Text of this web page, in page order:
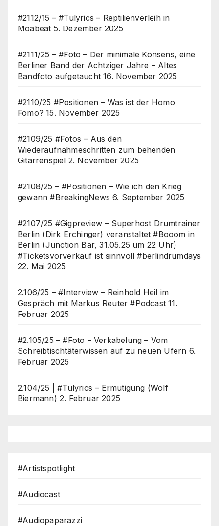
#2112/15 – #Tulyrics – Reptilienverleih in
Moabeat 5. Dezember 2025
#2111/25 – #Foto – Der minimale Konsens, eine
Berliner Band der Achtziger Jahre – Altes
Bandfoto aufgetaucht 16. November 2025
#2110/25 #Positionen – Was ist der Homo
Fomo? 15. November 2025
#2109/25 #Fotos – Aus den
Wiederaufnahmeschritten zum behenden
Gitarrenspiel 2. November 2025
#2108/25 – #Positionen – Wie ich den Krieg
gewann #BreakingNews 6. September 2025
#2107/25 #Gigpreview – Superhost Drumtrainer
Berlin (Dirk Erchinger) veranstaltet #Booom in
Berlin (Junction Bar, 31.05.25 um 22 Uhr)
#Ticketsvorverkauf ist sinnvoll #berlindrumdays
22. Mai 2025
2.106/25 – #Interview – Reinhold Heil im
Gespräch mit Markus Reuter #Podcast 11.
Februar 2025
#2.105/25 – #Foto – Verkabelung – Vom
Schreibtischtäterwissen auf zu neuen Ufern 6.
Februar 2025
2.104/25 | #Tulyrics – Ermutigung (Wolf
Biermann) 2. Februar 2025
#Artistspotlight
#Audiocast
#Audiopaparazzi